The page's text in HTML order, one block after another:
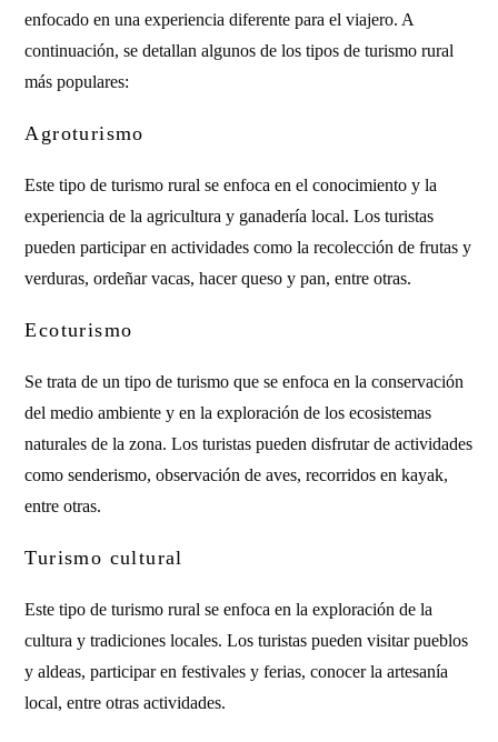
enfocado en una experiencia diferente para el viajero. A
continuación, se detallan algunos de los tipos de turismo rural
más populares:
Agroturismo
Este tipo de turismo rural se enfoca en el conocimiento y la
experiencia de la agricultura y ganadería local. Los turistas
pueden participar en actividades como la recolección de frutas y
verduras, ordeñar vacas, hacer queso y pan, entre otras.
Ecoturismo
Se trata de un tipo de turismo que se enfoca en la conservación
del medio ambiente y en la exploración de los ecosistemas
naturales de la zona. Los turistas pueden disfrutar de actividades
como senderismo, observación de aves, recorridos en kayak,
entre otras.
Turismo cultural
Este tipo de turismo rural se enfoca en la exploración de la
cultura y tradiciones locales. Los turistas pueden visitar pueblos
y aldeas, participar en festivales y ferias, conocer la artesanía
local, entre otras actividades.